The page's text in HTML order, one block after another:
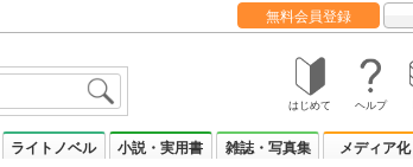
無料会員登録
はじめて ヘルプ
ライトノベル 小説・実用書 雑誌・写真集 メディア化